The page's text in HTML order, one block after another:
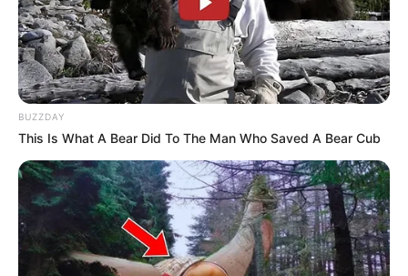
BUZZDAY
This Is What A Bear Did To The Man Who Saved A Bear Cub